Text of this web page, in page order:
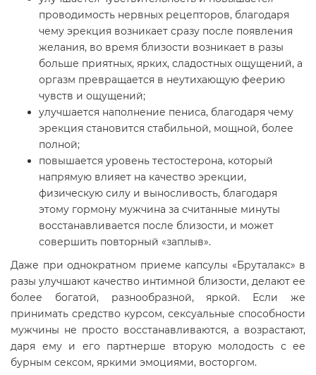
проводимость нервных рецепторов, благодаря
чему эрекция возникает сразу после появления
желания, во время близости возникает в разы
больше приятных, ярких, сладостных ощущений, а
оргазм превращается в неутихающую феерию
чувств и ощущений;
улучшается наполнение пениса, благодаря чему
эрекция становится стабильной, мощной, более
полной;
повышается уровень тестостерона, который
напрямую влияет на качество эрекции,
физическую силу и выносливость, благодаря
этому гормону мужчина за считанные минуты
восстанавливается после близости, и может
совершить повторный «заплыв».
Даже при однократном приеме капсулы «Бруталакс» в
разы улучшают качество интимной близости, делают ее
более богатой, разнообразной, яркой. Если же
принимать средство курсом, сексуальные способности
мужчины не просто восстанавливаются, а возрастают,
даря ему и его партнерше вторую молодость с ее
бурным сексом, яркими эмоциями, восторгом.